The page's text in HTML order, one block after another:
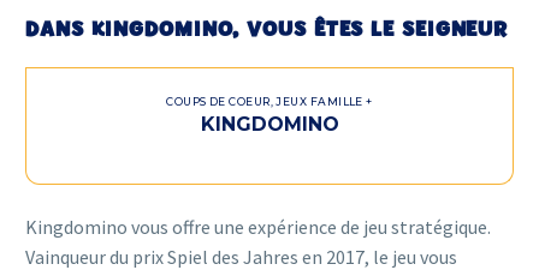
DANS KINGDOMINO, VOUS ÊTES LE SEIGNEUR
COUPS DE COEUR ,JEUX FAMILLE +
KINGDOMINO
Kingdomino vous offre une expérience de jeu stratégique.
Vainqueur du prix Spiel des Jahres en 2017, le jeu vous